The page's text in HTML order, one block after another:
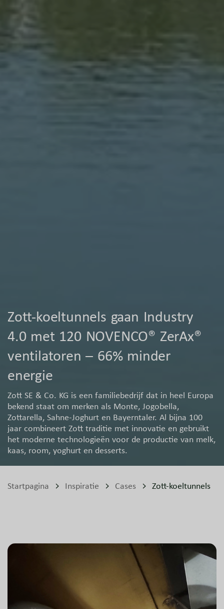
Zott-koeltunnels gaan Industry
4.0 met 120 NOVENCO® ZerAx®
ventilatoren – 66% minder
energie
Zott SE & Co. KG is een familiebedrijf dat in heel Europa
bekend staat om merken als Monte, Jogobella,
Zottarella, Sahne-Joghurt en Bayerntaler. Al bijna 100
jaar combineert Zott traditie met innovatie en gebruikt
het moderne technologieën voor de productie van melk,
kaas, room, yoghurt en desserts.
Startpagina Inspiratie Cases Zott-koeltunnels